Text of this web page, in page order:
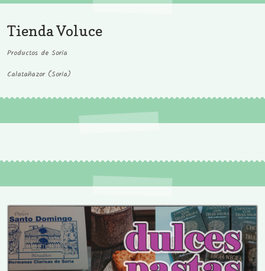
Tienda Voluce
Productos de Soria
Calatañazor (Soria)